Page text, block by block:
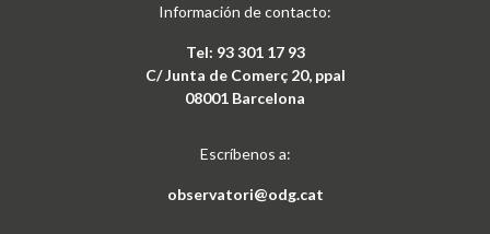
Información de contacto:
Tel: 93 301 17 93
C/ Junta de Comerç 20, ppal
08001 Barcelona
Escríbenos a:
observatori@odg.cat